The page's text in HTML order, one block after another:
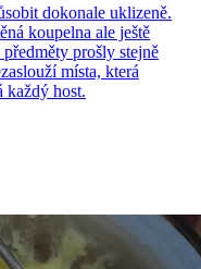
dokonale uklizeně.
koupelna ale ještě
prošly stejně
místa, která
každý host.